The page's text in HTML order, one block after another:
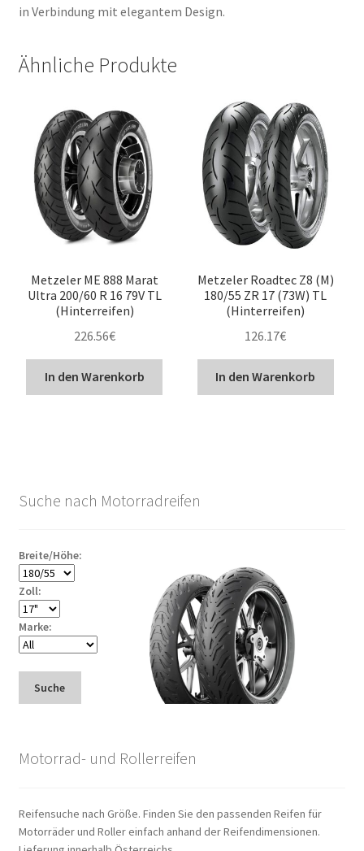
in Verbindung mit elegantem Design.
Ähnliche Produkte
Metzeler ME 888 Marat
Ultra 200/60 R 16 79V TL
(Hinterreifen)
226.56€
In den Warenkorb
Metzeler Roadtec Z8 (M)
180/55 ZR 17 (73W) TL
(Hinterreifen)
126.17€
In den Warenkorb
Suche nach Motorradreifen
Breite/Höhe:
Zoll:
Marke:
Suche
Motorrad- und Rollerreifen
Reifensuche nach Größe. Finden Sie den passenden Reifen für
Motorräder und Roller einfach anhand der Reifendimensionen.